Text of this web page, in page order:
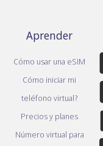
Aprender
Cómo usar una eSIM
Cómo iniciar mi
teléfono virtual?
Precios y planes
Número virtual para